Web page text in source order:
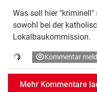
Was soll hier "kriminell"
sowohl bei der
Lokalbaukommission.
Kommentar
Mehr Kommentare